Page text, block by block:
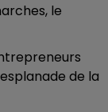
le
de la